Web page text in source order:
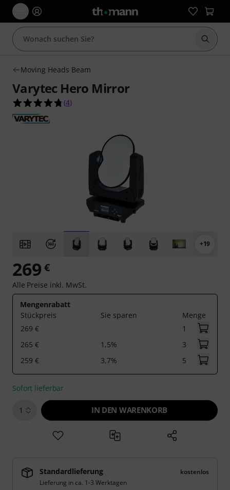
Suche
Moving Heads Beam
Varytec Hero Mirror
4.8 von 5 Sternen aus 4 Kundenbewertungen
(4)
+19
269 €
Alle Preise inkl. MwSt.
Mengenrabatt
Stückpreis
Sie sparen
Menge
269 €
1
265 €
1,5%
3
259 €
3,7% 5
Sofort lieferbar
1 IN DEN WARENKORB
Standardlieferung
kostenlos
Lieferung in ca. 1-3 Werktagen